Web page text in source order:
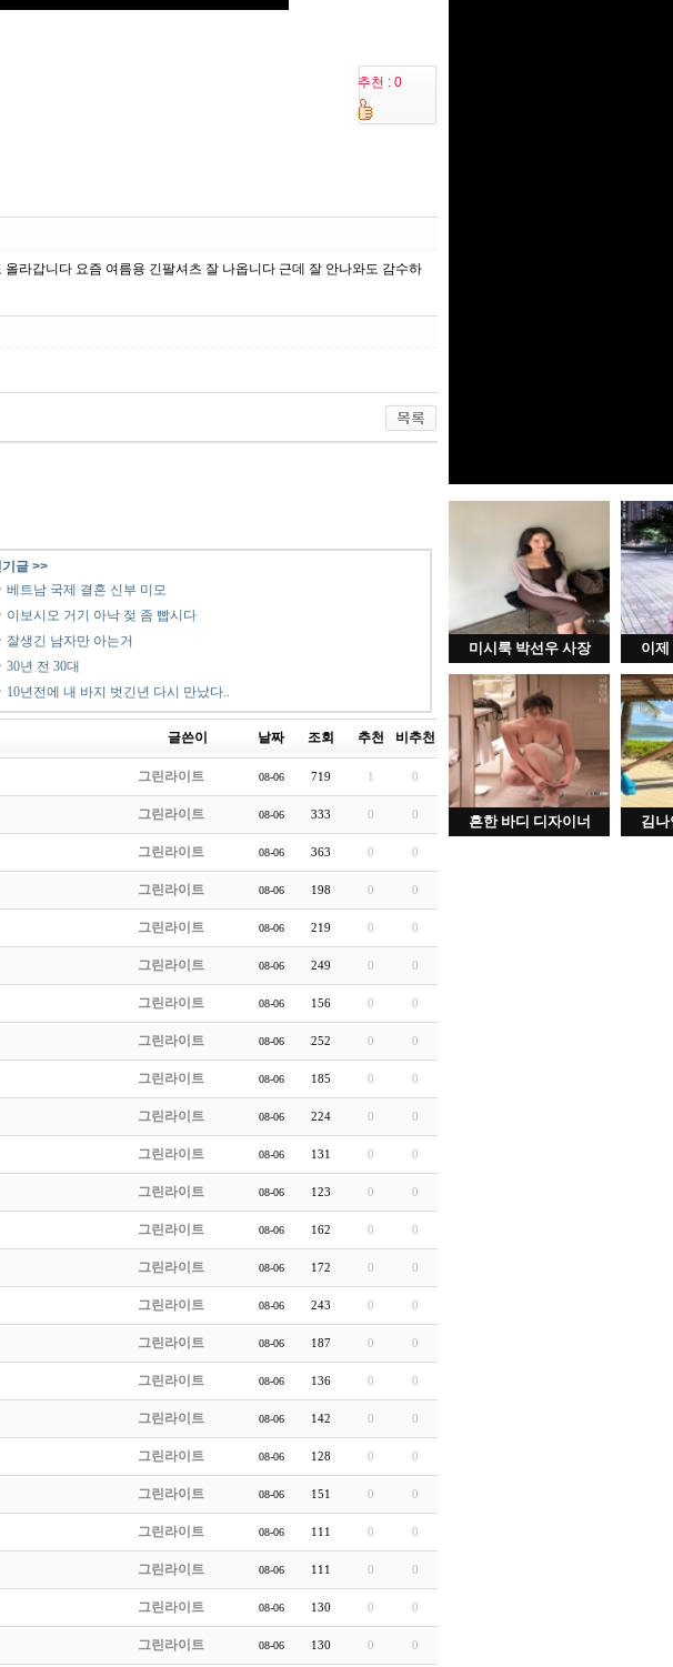
미시룩 박선우 사장 이제
흔한 바디 디자이너 김나
추천 : 0
라갑니다 요즘 여름용 긴팔셔츠 잘 나옵니다 근데 잘 안나와도 감수하
글 >>
ㆍ 베트남 국제 결혼 신부 미모
ㆍ 이보시오 거기 아낙 젖 좀 빱시다
ㆍ 잘생긴 남자만 아는거
ㆍ 30년 전 30대
ㆍ 10년전에 내 바지 벗긴년 다시 만났다..
글쓴이 날짜 조회 추천 비추천
그린라이트 08-06 719 1 0
그린라이트 08-06 333 0 0
그린라이트 08-06 363 0 0
그린라이트 08-06 198 0 0
그린라이트 08-06 219 0 0
그린라이트 08-06 249 0 0
그린라이트 08-06 156 0 0
그린라이트 08-06 252 0 0
그린라이트 08-06 185 0 0
그린라이트 08-06 224 0 0
그린라이트 08-06 131 0 0
그린라이트 08-06 123 0 0
그린라이트 08-06 162 0 0
그린라이트 08-06 172 0 0
그린라이트 08-06 243 0 0
그린라이트 08-06 187 0 0
그린라이트 08-06 136 0 0
그린라이트 08-06 142 0 0
그린라이트 08-06 128 0 0
그린라이트 08-06 151 0 0
그린라이트 08-06 111 0 0
그린라이트 08-06 111 0 0
그린라이트 08-06 130 0 0
그린라이트 08-06 130 0 0